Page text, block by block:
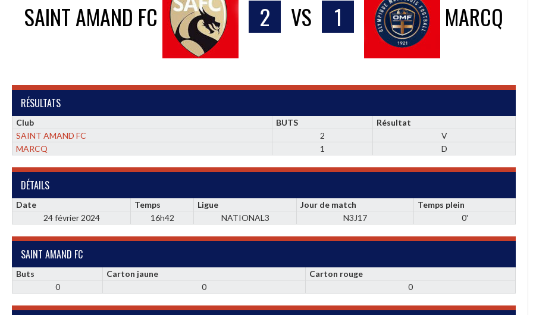
SAINT AMAND FC 2 VS 1 MARCQ
RÉSULTATS
Club BUTS
Résultat
SAINT AMAND FC
2
V
MARCQ
1 D
DÉTAILS
Date Temps Ligue Jour de match
Temps plein
24 février 2024
16h42 NATIONAL3 N3J17 0'
SAINT AMAND FC
Buts Carton jaune
Carton rouge
0
0 0